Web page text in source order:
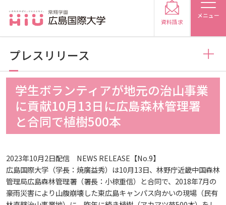
メニュー
受験生の方
受験生の保護者の方
在学生の方 卒業生の方
保護者の方 採用担当の方
資料請求
学生ボランティアが地元の治山事業
に貢献10月13日に広島森林管理署
と合同で植樹500本
2023年10月2日配信 NEWS RELEASE【No.9】
広島国際大学（学長：焼廣益秀）は10月13日、林野庁近畿中国森林
管理局広島森林管理署（署長：小椋重信）と合同で、2018年7月の
豪雨災害により山腹崩壊した東広島キャンパス向かいの現場（民有
プレスリリース
お知らせ
2026
2024
トピックス
2025
2026
プレスリリース